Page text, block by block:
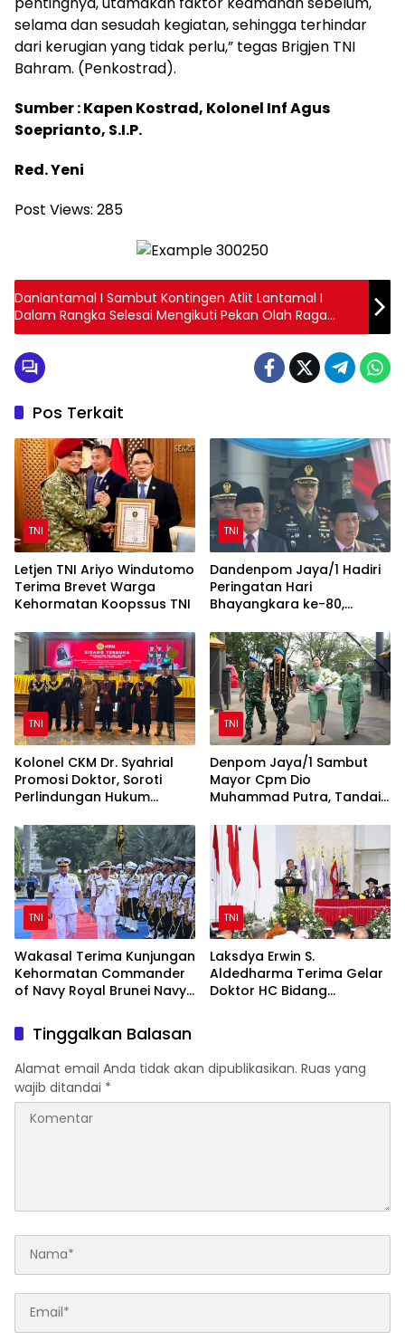
selama dan sesudah kegiatan, sehingga terhindar
dari kerugian yang tidak perlu,” tegas Brigjen TNI
Bahram. (Penkostrad).
Sumber : Kapen Kostrad, Kolonel Inf Agus
Soeprianto, S.I.P.
Red. Yeni
Post Views: 285
Danlantamal I Sambut Kontingen Atlit Lantamal I
Dalam Rangka Selesai Mengikuti Pekan Olah Raga
Koarmada I
Pos Terkait
TNI
Letjen TNI Ariyo Windutomo
Terima Brevet Warga
Kehormatan Koopssus TNI
TNI
Dandenpom Jaya/1 Hadiri
Peringatan Hari
Bhayangkara ke-80,
TNI
Kolonel CKM Dr. Syahrial
Promosi Doktor, Soroti
Perlindungan Hukum
Disabilitas
TNI
Denpom Jaya/1 Sambut
Mayor Cpm Dio
Muhammad Putra, Tandai
TNI
Wakasal Terima Kunjungan
Kehormatan Commander
of Navy Royal Brunei Navy
TNI
Laksdya Erwin S.
Aldedharma Terima Gelar
Doktor HC Bidang
Tinggalkan Balasan
Alamat email Anda tidak akan dipublikasikan. Ruas yang
wajib ditandai *